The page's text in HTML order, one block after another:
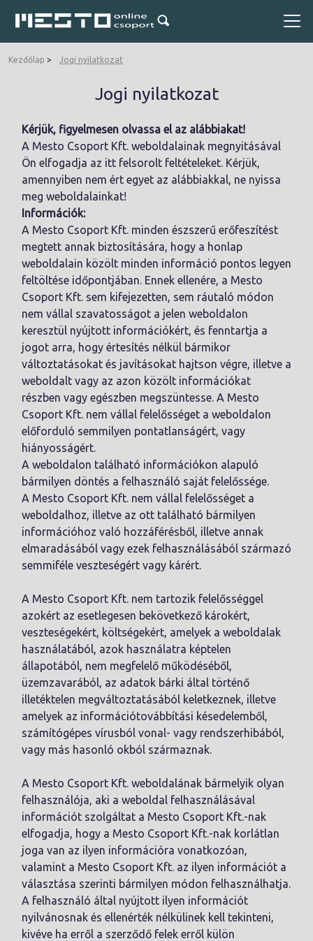
Kezdőlap Jogi nyilatkozat
Jogi nyilatkozat
Kérjük, figyelmesen olvassa el az alábbiakat!
A Mesto Csoport Kft. weboldalainak megnyitásával
Ön elfogadja az itt felsorolt feltételeket. Kérjük,
amennyiben nem ért egyet az alábbiakkal, ne nyissa
meg weboldalainkat!
Információk:
A Mesto Csoport Kft. minden észszerű erőfeszítést
megtett annak biztosítására, hogy a honlap
weboldalain közölt minden információ pontos legyen
feltöltése időpontjában. Ennek ellenére, a Mesto
Csoport Kft. sem kifejezetten, sem ráutaló módon
nem vállal szavatosságot a jelen weboldalon
keresztül nyújtott információkért, és fenntartja a
jogot arra, hogy értesítés nélkül bármikor
változtatásokat és javításokat hajtson végre, illetve a
weboldalt vagy az azon közölt információkat
részben vagy egészben megszüntesse. A Mesto
Csoport Kft. nem vállal felelősséget a weboldalon
előforduló semmilyen pontatlanságért, vagy
hiányosságért.
A weboldalon található információkon alapuló
bármilyen döntés a felhasználó saját felelőssége.
A Mesto Csoport Kft. nem vállal felelősséget a
weboldalhoz, illetve az ott található bármilyen
információhoz való hozzáférésből, illetve annak
elmaradásából vagy ezek felhasználásából származó
semmiféle veszteségért vagy kárért.
A Mesto Csoport Kft. nem tartozik felelősséggel
azokért az esetlegesen bekövetkező károkért,
veszteségekért, költségekért, amelyek a weboldalak
használatából, azok használatra képtelen
állapotából, nem megfelelő működéséből,
üzemzavarából, az adatok bárki által történő
illetéktelen megváltoztatásából keletkeznek, illetve
amelyek az információtovábbítási késedelemből,
számítógépes vírusból vonal- vagy rendszerhibából,
vagy más hasonló okból származnak.
A Mesto Csoport Kft. weboldalának bármelyik olyan
felhasználója, aki a weboldal felhasználásával
információt szolgáltat a Mesto Csoport Kft.-nak
elfogadja, hogy a Mesto Csoport Kft.-nak korlátlan
joga van az ilyen információra vonatkozóan,
valamint a Mesto Csoport Kft. az ilyen információt a
választása szerinti bármilyen módon felhasználhatja.
A felhasználó által nyújtott ilyen információt
nyilvánosnak és ellenérték nélkülinek kell tekinteni,
kivéve ha erről a szerződő felek erről külön